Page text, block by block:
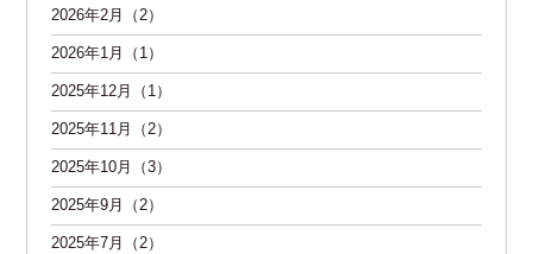
2026年2月（2）
2026年1月（1）
2025年12月（1）
2025年11月（2）
2025年10月（3）
2025年9月（2）
2025年7月（2）